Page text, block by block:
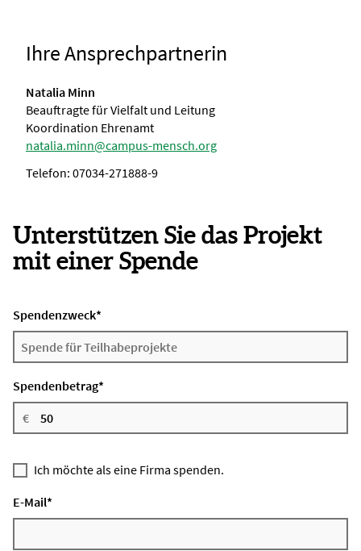
Ihre Ansprechpartnerin
Natalia Minn
Beauftragte für Vielfalt und Leitung
Koordination Ehrenamt
natalia.minn@campus-mensch.org
Telefon: 07034-271888-9
Unterstützen Sie das Projekt
mit einer Spende
Spendenzweck*
Spendenbetrag*
Ich möchte als eine Firma spenden.
E-Mail*